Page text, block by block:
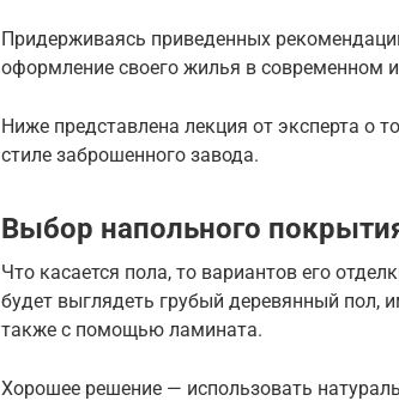
Придерживаясь приведенных
оформление своего жилья в современном
Ниже представлена лекция от эксперта о
стиле заброшенного завода.
Выбор напольного
Что касается пола, то вариантов его
будет выглядеть грубый деревянный пол,
также с помощью ламината.
Хорошее решение — использовать